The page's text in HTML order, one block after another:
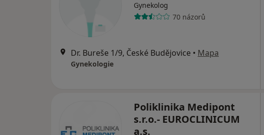
Gynekolog
70 názorů
Dr. Bureše 1/9, České Budějovice • Mapa
Gynekologie
Poliklinika Medipont
s.r.o.- EUROCLINICUM
a.s.